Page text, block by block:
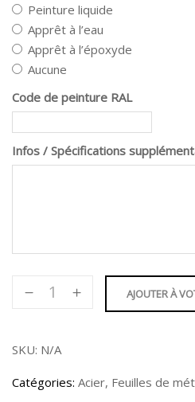
Peinture liquide
Apprêt à l’eau
Apprêt à l’époxyde
Aucune
Code de peinture RAL
Infos / Spécifications
quantité
de
déployé
AJOUTER À
SKU: N/A
Catégories: Acier, Feuilles de